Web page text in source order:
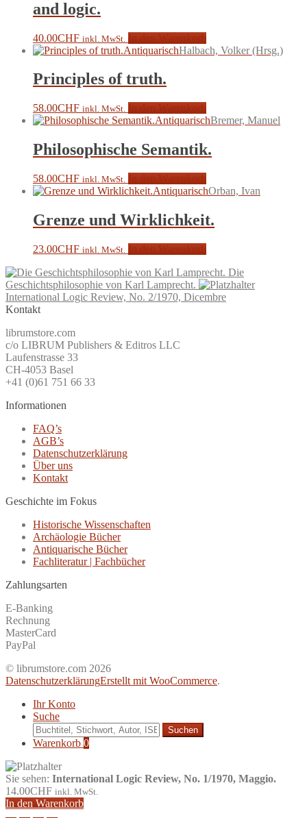
and logic.
40.00CHF inkl. MwSt.
AntiquarischHalbach, Volker (Hrsg.)
Principles of truth.
58.00CHF inkl. MwSt.
AntiquarischBremer, Manuel
Philosophische Semantik.
58.00CHF inkl. MwSt.
AntiquarischOrban, Ivan
Grenze und Wirklichkeit.
23.00CHF inkl. MwSt.
Die
Geschichtsphilosophie von Karl Lamprecht.
International Logic Review, No. 2/1970, Dicembre
Kontakt
librumstore.com
c/o LIBRUM Publishers & Editros LLC
Laufenstrasse 33
CH-4053 Basel
+41 (0)61 751 66 33
Informationen
FAQ’s
AGB’s
Datenschutzerklärung
Über uns
Kontakt
Geschichte im Fokus
Historische Wissenschaften
Archäologie Bücher
Antiquarische Bücher
Fachliteratur | Fachbücher
Zahlungsarten
E-Banking
Rechnung
MasterCard
PayPal
© librumstore.com 2026
DatenschutzerklärungErstellt mit WooCommerce.
Ihr Konto
Suche
Suche
nach:
Warenkorb 0
Sie sehen: International Logic Review, No. 1/1970, Maggio.
14.00CHF inkl. MwSt.
In den Warenkorb